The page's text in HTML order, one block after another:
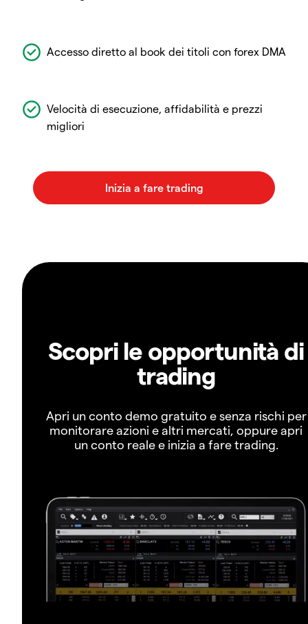
Accesso diretto al book dei titoli con forex DMA
Velocità di esecuzione, affidabilità e prezzi
migliori
Scopri le opportunità di
trading
Apri un conto demo gratuito e senza rischi per
monitorare azioni e altri mercati, oppure apri
un conto reale e inizia a fare trading.